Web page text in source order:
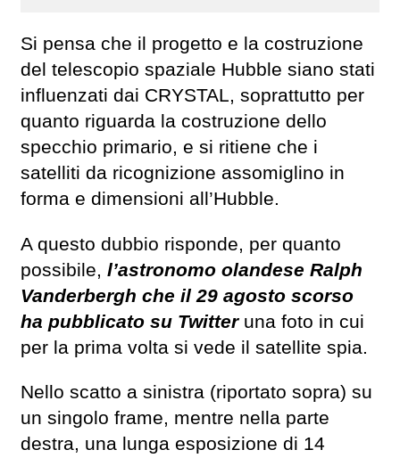
Si pensa che il progetto e la costruzione
del telescopio spaziale Hubble siano stati
influenzati dai CRYSTAL, soprattutto per
quanto riguarda la costruzione dello
specchio primario, e si ritiene che i
satelliti da ricognizione assomiglino in
forma e dimensioni all’Hubble.
A questo dubbio risponde, per quanto
possibile, l’astronomo olandese Ralph
Vanderbergh che il 29 agosto scorso
ha pubblicato su Twitter una foto in cui
per la prima volta si vede il satellite spia.
Nello scatto a sinistra (riportato sopra) su
un singolo frame, mentre nella parte
destra, una lunga esposizione di 14